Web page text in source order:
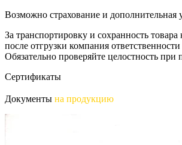
Возможно страхование и дополнительная
За транспортировку и сохранность товара
после отгрузки компания ответственности
Обязательно проверяйте целостность при
Сертификаты
Документы на продукцию